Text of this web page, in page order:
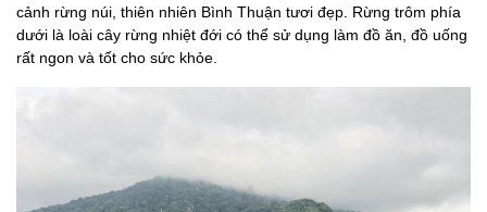
cảnh rừng núi, thiên nhiên Bình Thuận tươi đẹp. Rừng trôm phía
dưới là loài cây rừng nhiệt đới có thể sử dụng làm đồ ăn, đồ uống
rất ngon và tốt cho sức khỏe.